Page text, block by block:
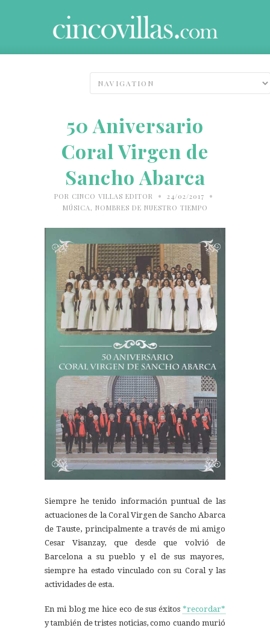
50 Aniversario
Coral Virgen de
Sancho Abarca
POR CINCO VILLAS EDITOR • 24/02/2017 •
MÚSICA , NOMBRES DE NUESTRO TIEMPO
Siempre he tenido información puntual de las
actuaciones de la Coral Virgen de Sancho Abarca
de Tauste, principalmente a través de mi amigo
Cesar Visanzay, que desde que volvió de
Barcelona a su pueblo y el de sus mayores,
siempre ha estado vinculado con su Coral y las
actividades de esta.
En mi blog me hice eco de sus éxitos *recordar*
y también de tristes noticias, como cuando murió